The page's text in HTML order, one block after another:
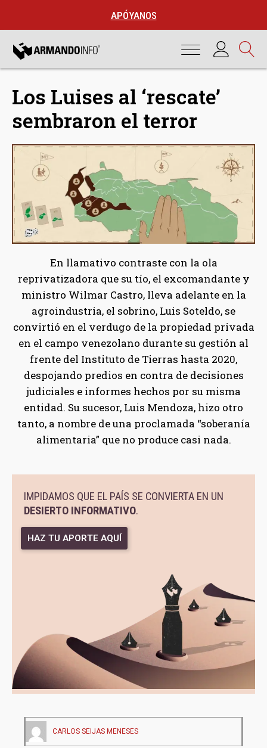
APÓYANOS
Los Luises al ‘rescate’
sembraron el terror
En llamativo contraste con la ola
reprivatizadora que su tío, el excomandante y
ministro Wilmar Castro, lleva adelante en la
agroindustria, el sobrino, Luis Soteldo, se
convirtió en el verdugo de la propiedad privada
en el campo venezolano durante su gestión al
frente del Instituto de Tierras hasta 2020,
despojando predios en contra de decisiones
judiciales e informes hechos por su misma
entidad. Su sucesor, Luis Mendoza, hizo otro
tanto, a nombre de una proclamada “soberanía
alimentaria” que no produce casi nada.
IMPIDAMOS QUE EL PAÍS SE CONVIERTA EN UN
DESIERTO INFORMATIVO.
HAZ TU APORTE AQUÍ
CARLOS SEIJAS MENESES